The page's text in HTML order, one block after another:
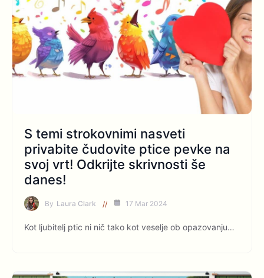
S temi strokovnimi nasveti
privabite čudovite ptice pevke na
svoj vrt! Odkrijte skrivnosti še
danes!
By Laura Clark 17 Mar 2024
Kot ljubitelj ptic ni nič tako kot veselje ob opazovanju…